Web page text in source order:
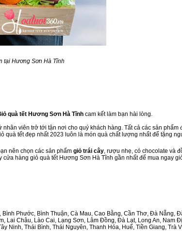
tại Hương Sơn Hà Tĩnh
quà tết Hương Sơn Hà Tĩnh cam kết làm bạn hài lòng.
viên trở tới tận nơi cho quý khách hàng. Tất cả các sản phẩm
quà tết đẹp nhất 2023 luôn là món quà chất lượng nhất để tặng
nên chọn các sản phẩm giỏ trái cây, rượu nhẹ, có chocolate và
hàng giỏ quà tết Hương Sơn Hà Tĩnh gần nhất để mua ngay
Phước, Bình Thuận, Cà Mau, Cao Bằng, Cần Thơ, Đà Nẵng,
Lai Châu, Lào Cai, Lạng Sơn, Lâm Đồng, Đà Lạt, Long An, Nam
Ninh, Thái Bình, Thái Nguyên, Thanh Hóa, Huế, Tiền Giang, Trà